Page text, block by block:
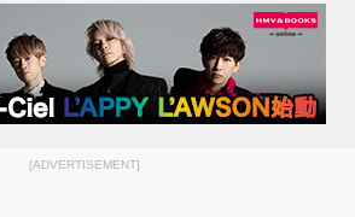
[ADVERTISEMENT]